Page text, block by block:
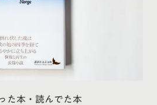
た本・読んでた本